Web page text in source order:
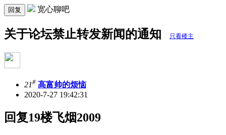
回复 宽心聊吧
关于论坛禁止转发新闻的通知 只看楼主
21# 高富帅的烦恼
2020-7-27 19:42:31
回复19楼飞烟2009